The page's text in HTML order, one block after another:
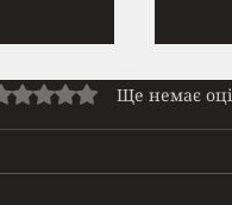
0 з 5 зірок.
Ще немає